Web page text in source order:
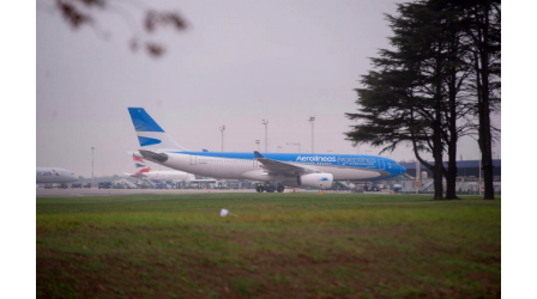
La
Espectáculos
Policiales
Cartelera